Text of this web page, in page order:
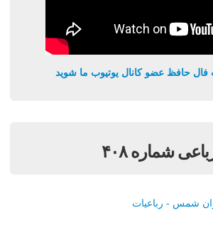
فال حافظ عضو کانال یوتیوب ما شوید
شماره ۴۰۸
شمس - رباعیات